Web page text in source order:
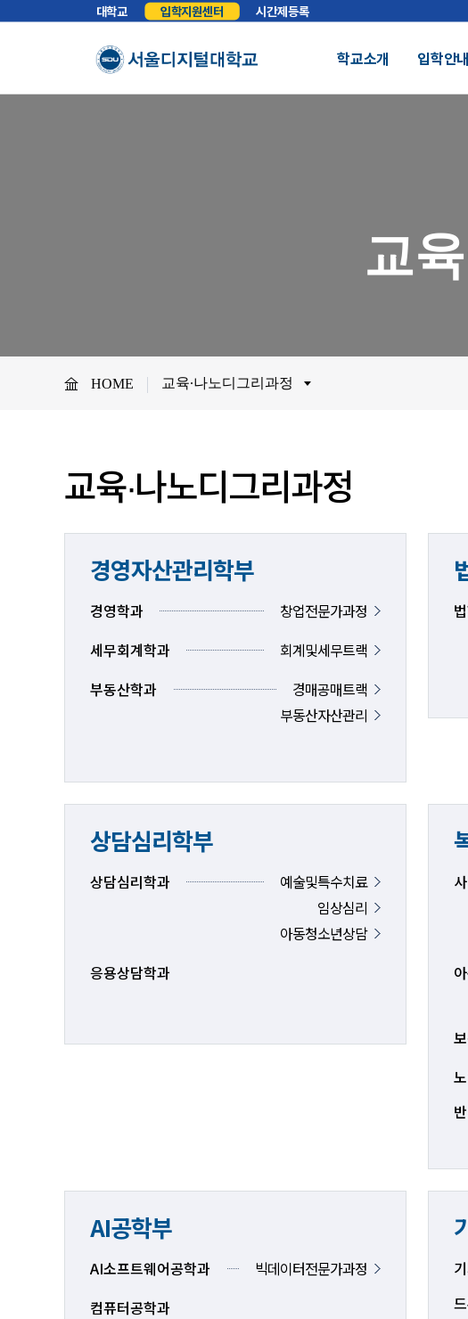
대학교 입학지원센터 시간제등록
학교소개
NO.1 SDUSDU AI
소개조직도 헌장 대학정보공
입학안내
교
HOME 교육∙나노디그리과정
교육∙나노디그리과정
경영자산관리학부
경영학과
창업전문가과정
세무회계학과
회계및세무트랙
부동산학과
경매공매트랙
부동산자산관리
상담심리학부
상담심리학과
예술및특수치료
임상심리
아동청소년상담
응용상담학과
AI공학부
AI소프트웨어공학과
빅데이터전문가과정
컴퓨터공학과